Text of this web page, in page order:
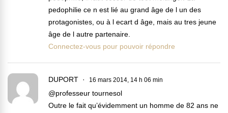
pedophilie ce n est lié au grand âge de l un des
protagonistes, ou à l ecart d âge, mais au tres jeune
âge de l autre partenaire.
Connectez-vous pour pouvoir répondre
DUPORT 16 mars 2014, 14 h 06 min
@professeur tournesol
Outre le fait qu’évidemment un homme de 82 ans ne